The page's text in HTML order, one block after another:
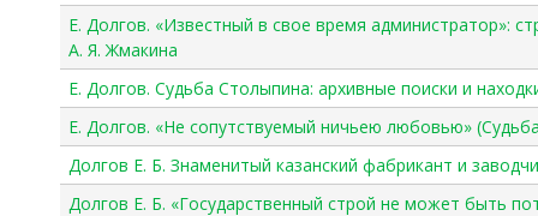
Е. Долгов. «Известный в свое время администратор»:
А. Я. Жмакина
Е. Долгов. Судьба Столыпина: архивные поиски и
Е. Долгов. «Не сопутствуемый ничьею любовью»
Долгов Е. Б. Знаменитый казанский фабрикант и
Долгов Е. Б. «Государственный строй не может быть